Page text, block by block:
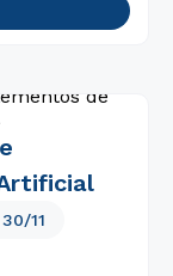
30/11